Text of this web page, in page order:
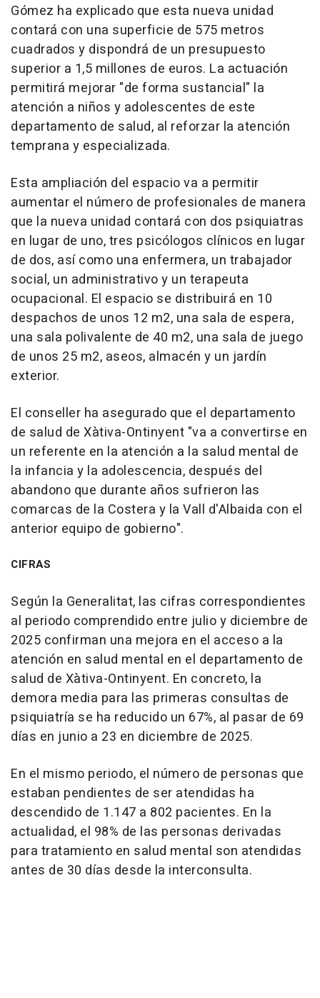
Gómez ha explicado que esta nueva unidad
contará con una superficie de 575 metros
cuadrados y dispondrá de un presupuesto
superior a 1,5 millones de euros. La actuación
permitirá mejorar "de forma sustancial" la
atención a niños y adolescentes de este
departamento de salud, al reforzar la atención
temprana y especializada.
Esta ampliación del espacio va a permitir
aumentar el número de profesionales de manera
que la nueva unidad contará con dos psiquiatras
en lugar de uno, tres psicólogos clínicos en lugar
de dos, así como una enfermera, un trabajador
social, un administrativo y un terapeuta
ocupacional. El espacio se distribuirá en 10
despachos de unos 12 m2, una sala de espera,
una sala polivalente de 40 m2, una sala de juego
de unos 25 m2, aseos, almacén y un jardín
exterior.
El conseller ha asegurado que el departamento
de salud de Xàtiva-Ontinyent "va a convertirse en
un referente en la atención a la salud mental de
la infancia y la adolescencia, después del
abandono que durante años sufrieron las
comarcas de la Costera y la Vall d'Albaida con el
anterior equipo de gobierno".
CIFRAS
Según la Generalitat, las cifras correspondientes
al periodo comprendido entre julio y diciembre de
2025 confirman una mejora en el acceso a la
atención en salud mental en el departamento de
salud de Xàtiva-Ontinyent. En concreto, la
demora media para las primeras consultas de
psiquiatría se ha reducido un 67%, al pasar de 69
días en junio a 23 en diciembre de 2025.
En el mismo periodo, el número de personas que
estaban pendientes de ser atendidas ha
descendido de 1.147 a 802 pacientes. En la
actualidad, el 98% de las personas derivadas
para tratamiento en salud mental son atendidas
antes de 30 días desde la interconsulta.